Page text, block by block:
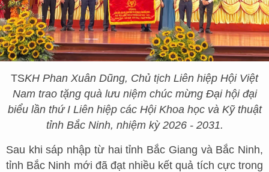
TSKH Phan Xuân Dũng, Chủ tịch Liên hiệp Hội Việt
Nam trao tặng quà lưu niệm chúc mừng Đại hội đại
biểu lần thứ I Liên hiệp các Hội Khoa học và Kỹ thuật
tỉnh Bắc Ninh, nhiệm kỳ 2026 - 2031.
Sau khi sáp nhập từ hai tỉnh Bắc Giang và Bắc Ninh,
tỉnh Bắc Ninh mới đã đạt nhiều kết quả tích cực trong